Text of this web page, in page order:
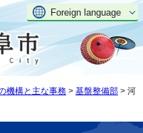
Foreign language
機構と主な事務 > 基盤整備部 > 河